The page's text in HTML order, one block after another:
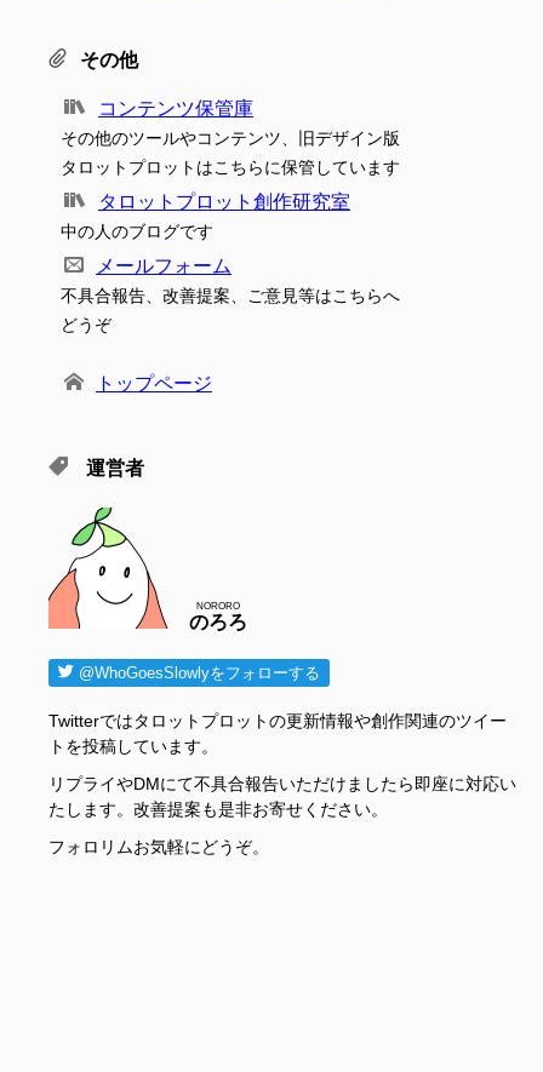
その他
コンテンツ保管庫
その他のツールやコンテンツ、旧デザイン版
タロットプロットはこちらに保管しています
タロットプロット創作研究室
中の人のブログです
メールフォーム
不具合報告、改善提案、ご意見等はこちらへ
どうぞ
トップページ
運営者
のろろ
NORORO
@WhoGoesSlowlyをフォローする
Twitterではタロットプロットの更新情報や創作関連のツイー
トを投稿しています。
リプライやDMにて不具合報告いただけましたら即座に対応い
たします。改善提案も是非お寄せください。
フォロリムお気軽にどうぞ。